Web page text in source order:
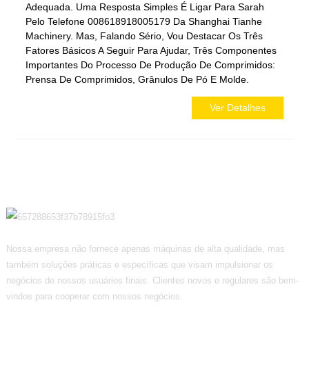
Adequada. Uma Resposta Simples É Ligar Para Sarah
Pelo Telefone 008618918005179 Da Shanghai Tianhe
Machinery. Mas, Falando Sério, Vou Destacar Os Três
Fatores Básicos A Seguir Para Ajudar, Três Componentes
Importantes Do Processo De Produção De Comprimidos:
Prensa De Comprimidos, Grânulos De Pó E Molde.
Ver Detalhes
Nossa empresa não fornece apenas máquinas de alta qualidade, mas
também soluções práticas e específicas que visam impulsionar os
negócios de nossos usuários finais. Clientes novos e regulares são bem-
vindos para cooperar com nossos negócios.